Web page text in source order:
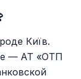
Київ.
— АТ «ОТП